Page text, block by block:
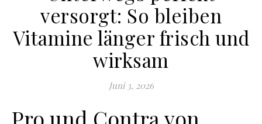
versorgt: So bleiben
Vitamine länger frisch und
wirksam
Juni 3, 2026
Pro und Contra von